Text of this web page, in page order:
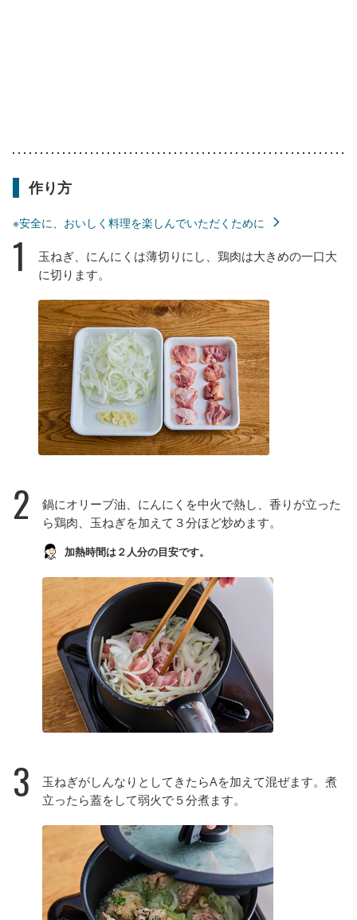
作り方
※安全に、おいしく料理を楽しんでいただくために
1
玉ねぎ、にんにくは薄切りにし、鶏肉は大きめの一口大
に切ります。
2
鍋にオリーブ油、にんにくを中火で熱し、香りが立った
ら鶏肉、玉ねぎを加えて３分ほど炒めます。
加熱時間は２人分の目安です。
3
玉ねぎがしんなりとしてきたらAを加えて混ぜます。煮
立ったら蓋をして弱火で５分煮ます。